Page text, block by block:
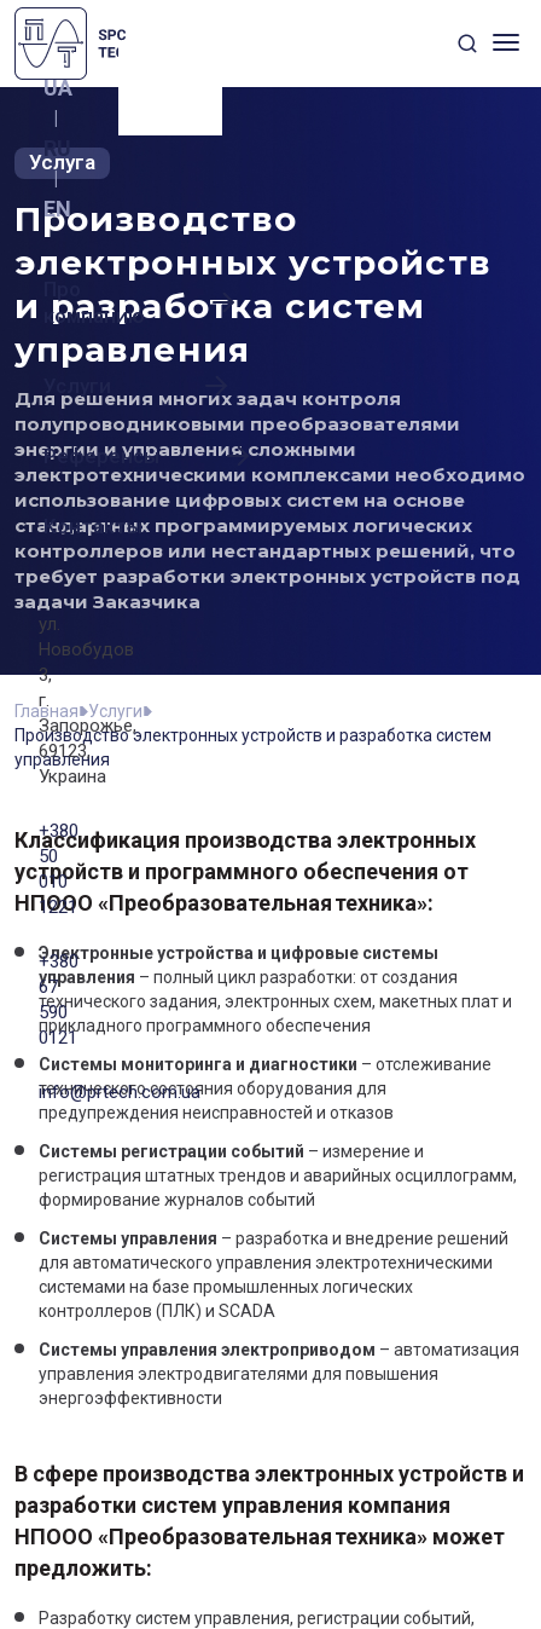
UA
|
RU
|
EN
компанию
Референсы
Контакты
ул.
Новобудов
3,
г.
Запорожье,
69123,
Украина
+380
50
010
1221
+380
67
590
0121
info@prtech.com.ua
Услуга
Производство
электронных устройств
и разработка систем
управления
Для решения многих задач контроля
полупроводниковыми преобразователями
энергии и управления сложными
электротехническими комплексами необходимо
использование цифровых систем на основе
стандартных программируемых логических
контроллеров или нестандартных решений, что
требует разработки электронных устройств под
задачи Заказчика
Главная
Услуги
Производство электронных устройств и разработка систем
управления
Классификация производства электронных
устройств и программного обеспечения от
НПООО «Преобразовательная техника»:
Электронные устройства и цифровые системы
управления – полный цикл разработки: от создания
технического задания, электронных схем, макетных плат и
прикладного программного обеспечения
Системы мониторинга и диагностики – отслеживание
технического состояния оборудования для
предупреждения неисправностей и отказов
Системы регистрации событий – измерение и
регистрация штатных трендов и аварийных осциллограмм,
формирование журналов событий
Системы управления – разработка и внедрение решений
для автоматического управления электротехническими
системами на базе промышленных логических
контроллеров (ПЛК) и SCADA
Системы управления электроприводом – автоматизация
управления электродвигателями для повышения
энергоэффективности
В сфере производства электронных устройств и
разработки систем управления компания
НПООО «Преобразовательная техника» может
предложить:
Разработку систем управления, регистрации событий,